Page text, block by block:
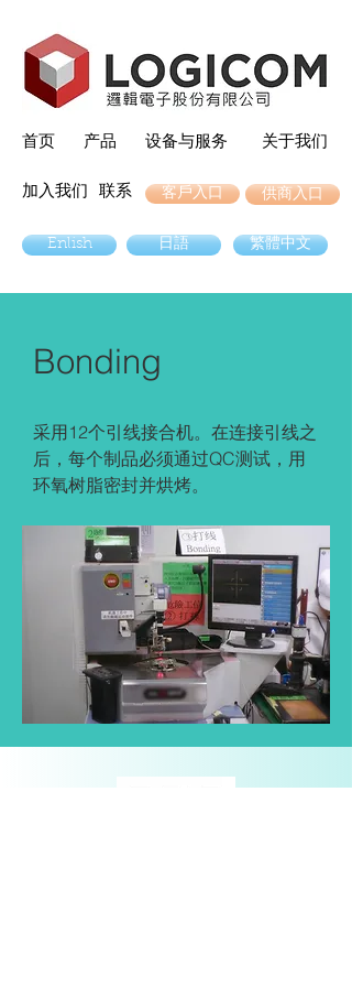
首页 产品
加入我们 联系
设备与服务
客戶入口
关于我们
供商入口
Enlish 日語 繁體中文
Bonding
采用12个引线接合机。在连接引线之
后，每个制品必须通过QC测试，用
环氧树脂密封并烘烤。